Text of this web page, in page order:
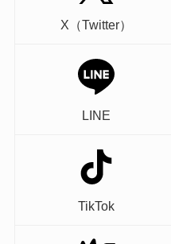
X（Twitter）
LINE
TikTok